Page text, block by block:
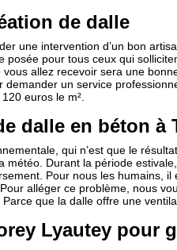
de dalle
une intervention d’un bon
pour tous ceux qui
allez recevoir sera une
un service
euros le m².
dalle en béton à
qui n’est que le
Durant la période
Pour nous les humains, il
alléger ce problème, nous
que la dalle offre une
Lyautey pour